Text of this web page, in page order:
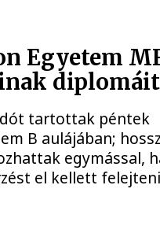
Egyetem
diplomáit
tartottak péntek
B aulájában;
egymással,
el kellett